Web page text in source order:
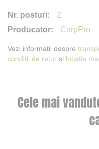
2
CarpPro
Vezi informatii despre
conditii de retur si locatie
Cele mai